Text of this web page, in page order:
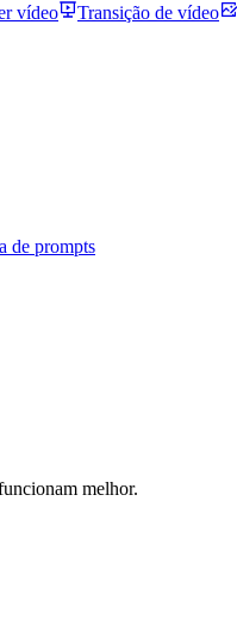
vídeo Transição de vídeo
de prompts
melhor.